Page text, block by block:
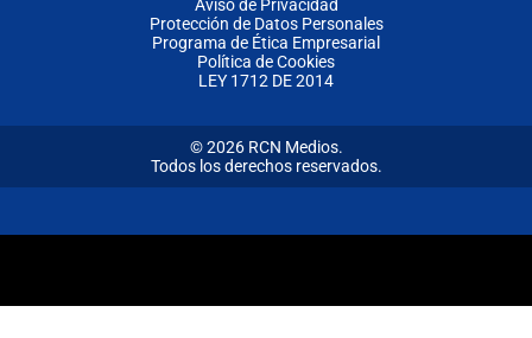
Aviso de Privacidad
Protección de Datos Personales
Programa de Ética Empresarial
Política de Cookies
LEY 1712 DE 2014
© 2026 RCN Medios.
Todos los derechos reservados.